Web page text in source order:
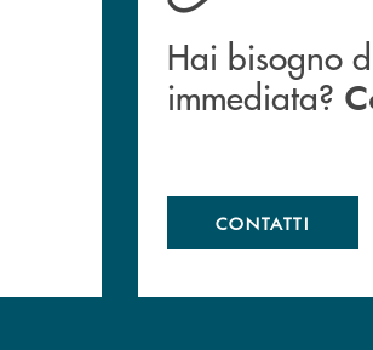
Hai bisogno
immediata?
CONTATTI